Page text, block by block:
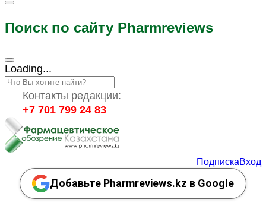
Поиск по сайту Pharmreviews
Loading...
Контакты редакции:
+7 701 799 24 83
ПодпискаВход
Добавьте Pharmreviews.kz в Google